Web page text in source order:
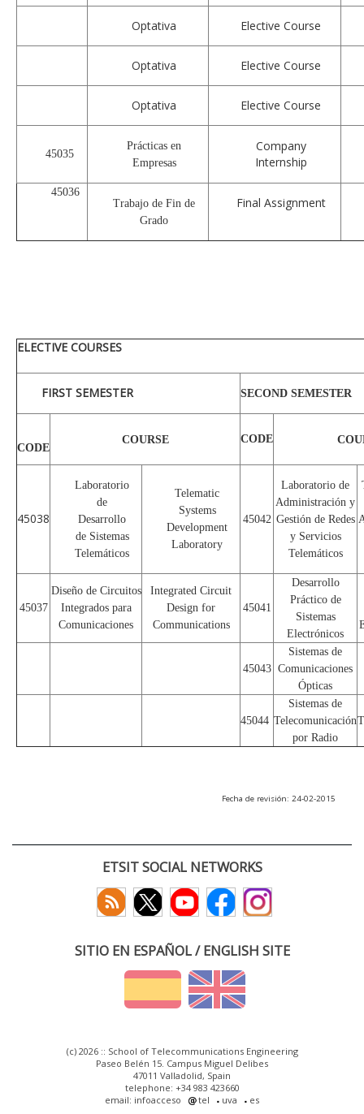
Optativa Elective Course
Optativa Elective Course
Optativa Elective Course
45035
Prácticas en
Empresas
Company
Internship
45036
Trabajo de Fin de
Grado
Final Assignment
ELECTIVE COURSES
FIRST SEMESTER SECOND SEMESTER
CODE
COURSE CODE
45038
Laboratorio
de
Desarrollo
de Sistemas
Telemáticos
Telematic
Systems
Development
Laboratory
45042
Laboratorio de
Administración y
Gestión de Redes
y Servicios
Telemáticos
45037
Diseño de Circuitos
Integrados para
Comunicaciones
Integrated Circuit
Design for
Communications
45041
Desarrollo
Práctico de
Sistemas
Electrónicos
45043
Sistemas de
Comunicaciones
Ópticas
45044
Sistemas de
Telecomunicación
por Radio
Fecha de revisión: 24-02-2015
ETSIT SOCIAL NETWORKS
SITIO EN ESPAÑOL / ENGLISH SITE
(c) 2026 :: School of Telecommunications Engineering
Paseo Belén 15. Campus Miguel Delibes
47011 Valladolid, Spain
telephone: +34 983 423660
email: infoacceso
tel uva es